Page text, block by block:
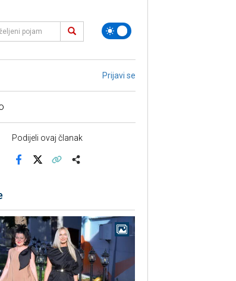
Prijavi se
Podijeli ovaj članak